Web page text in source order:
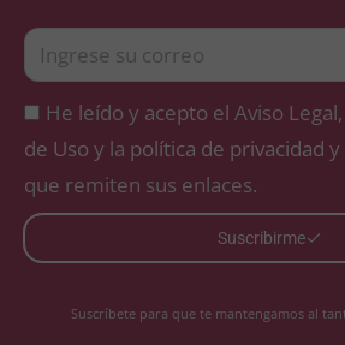
He leído y acepto el Aviso
de Uso y la política de privacidad y
que remiten sus enlaces.
Suscribirme
Suscríbete para que te mantengamos al